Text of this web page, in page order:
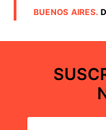
BUENOS AIRES.